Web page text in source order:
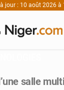
à jour : 10 août 2026 à
salle